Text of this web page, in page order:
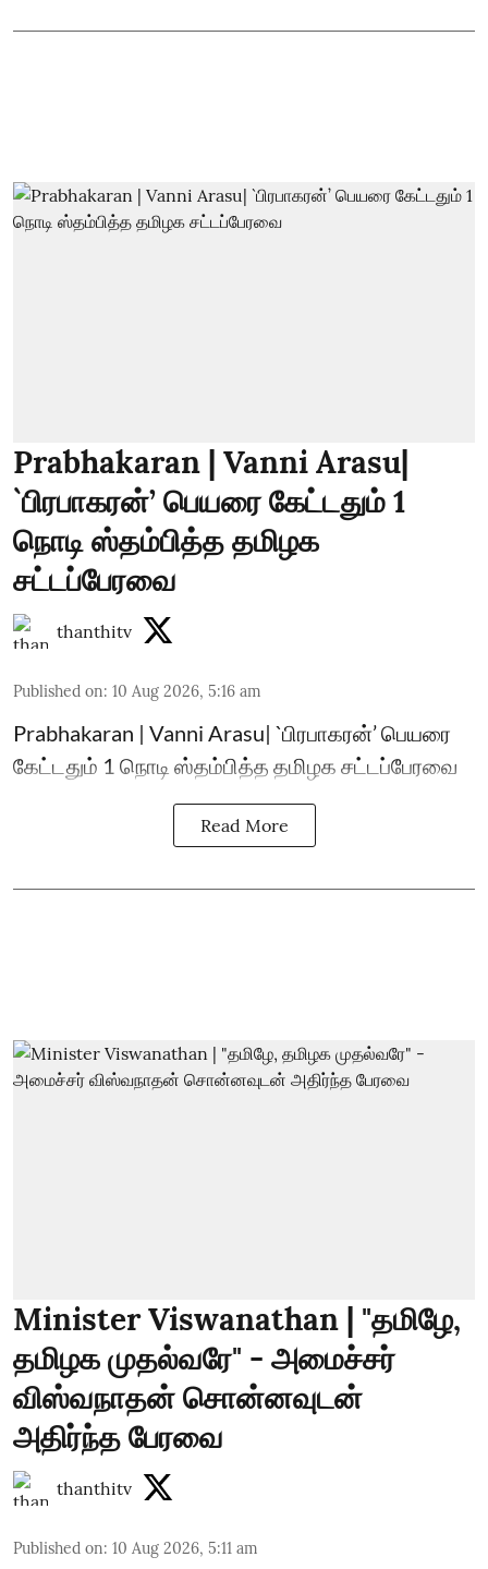
Prabhakaran | Vanni Arasu|
`பிரபாகரன்’ பெயரை கேட்டதும் 1
நொடி ஸ்தம்பித்த தமிழக
சட்டப்பேரவை
thanthitv
Published on: 10 Aug 2026, 5:16 am
Prabhakaran | Vanni Arasu| `பிரபாகரன்’ பெயரை
கேட்டதும் 1 நொடி ஸ்தம்பித்த தமிழக சட்டப்பேரவை
Read More
Minister Viswanathan | "தமிழே,
தமிழக முதல்வரே" - அமைச்சர்
விஸ்வநாதன் சொன்னவுடன்
அதிர்ந்த பேரவை
thanthitv
Published on: 10 Aug 2026, 5:11 am